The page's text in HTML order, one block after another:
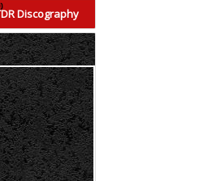
Discography